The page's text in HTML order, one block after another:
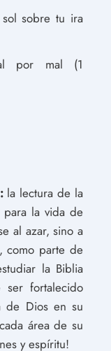
sobre tu ira
por mal (1
:la lectura de la
para la vida de
al azar, sino a
como parte de
la Biblia
fortalecido
de Dios en su
área de su
y espíritu!